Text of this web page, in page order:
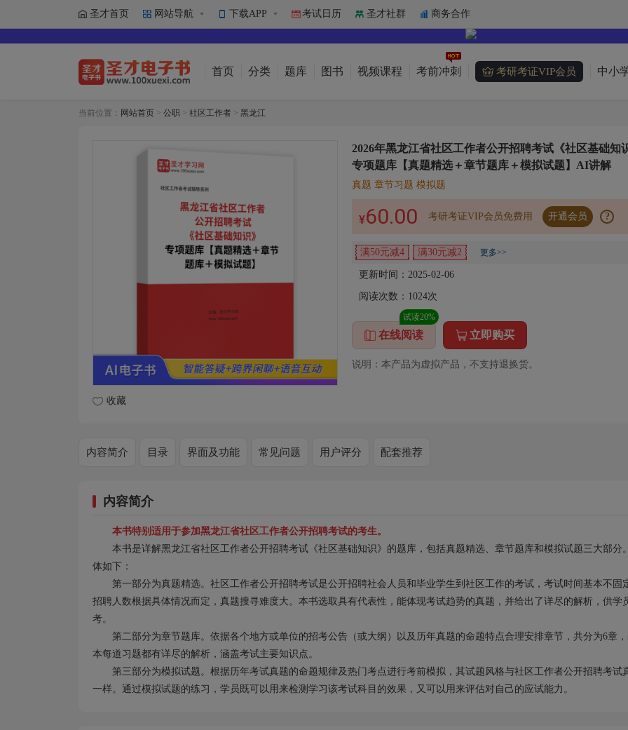
圣才首页 网站导航 下载APP 考试日历 圣才社群 商务合作
首页 分类 题库 图书 视频课程 考前冲刺 考研考证VIP会员 中小
当前位置： 网站首页 > 公职 > 社区工作者 > 黑龙江
收藏
2026年黑龙江省社区工作者公开招聘考试《社区基础知
专项题库【真题精选＋章节题库＋模拟试题】AI讲解
真题 章节习题 模拟题
¥60.00 考研考证VIP会员免费用 开通会员 ?
满50元减4 满30元减2 更多>>
更新时间：2025-02-06
阅读次数： 1024次
在线阅读
试读20%
立即购买
说明：本产品为虚拟产品，不支持退换货。
内容简介 目录 界面及功能 常见问题 用户评分 配套推荐
内容简介
本书特别适用于参加黑龙江省社区工作者公开招聘考试的考生。
本书是详解黑龙江省社区工作者公开招聘考试《社区基础知识》的题库，包括真题精选、章节题库和模拟试题三大部分
体如下：
第一部分为真题精选。社区工作者公开招聘考试是公开招聘社会人员和毕业学生到社区工作的考试，考试时间基本不固
招聘人数根据具体情况而定，真题搜寻难度大。本书选取具有代表性，能体现考试趋势的真题，并给出了详尽的解析，供学
考。
第二部分为章节题库。依据各个地方或单位的招考公告（或大纲）以及历年真题的命题特点合理安排章节，共分为6章
本每道习题都有详尽的解析，涵盖考试主要知识点。
第三部分为模拟试题。根据历年考试真题的命题规律及热门考点进行考前模拟，其试题风格与社区工作者公开招聘考试
一样。通过模拟试题的练习，学员既可以用来检测学习该考试科目的效果，又可以用来评估对自己的应试能力。